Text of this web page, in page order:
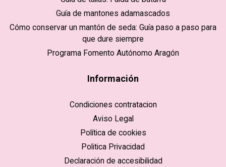
Guía de mantones adamascados
Cómo conservar un mantón de seda: Guía paso a paso para
que dure siempre
Programa Fomento Autónomo Aragón
Información
Condiciones contratacion
Aviso Legal
Política de cookies
Politica Privacidad
Declaración de accesibilidad